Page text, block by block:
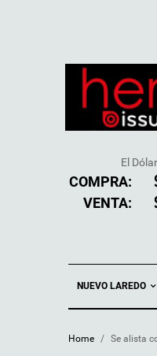
El Dólar
COMPRA:
VENTA:
NUEVO LAREDO
Home / Se alista